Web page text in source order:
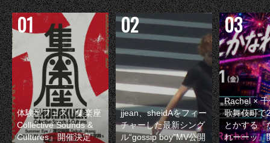
体験型フェス『集楽座
Collective Sounds &
Cultures』開催決定
jjean、sheidAをフィー
チャーした最新シング
ル“gossip boy”MV公開
Rachel ×
歌舞伎町で
とかする『
れーーッ』